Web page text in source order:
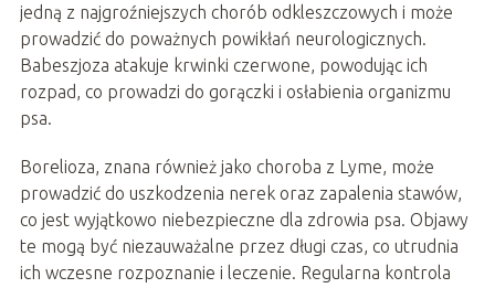
jedną z najgroźniejszych chorób odkleszczowych i może
prowadzić do poważnych powikłań neurologicznych.
Babeszjoza atakuje krwinki czerwone, powodując ich
rozpad, co prowadzi do gorączki i osłabienia organizmu
psa.
Borelioza, znana również jako choroba z Lyme, może
prowadzić do uszkodzenia nerek oraz zapalenia stawów,
co jest wyjątkowo niebezpieczne dla zdrowia psa. Objawy
te mogą być niezauważalne przez długi czas, co utrudnia
ich wczesne rozpoznanie i leczenie. Regularna kontrola